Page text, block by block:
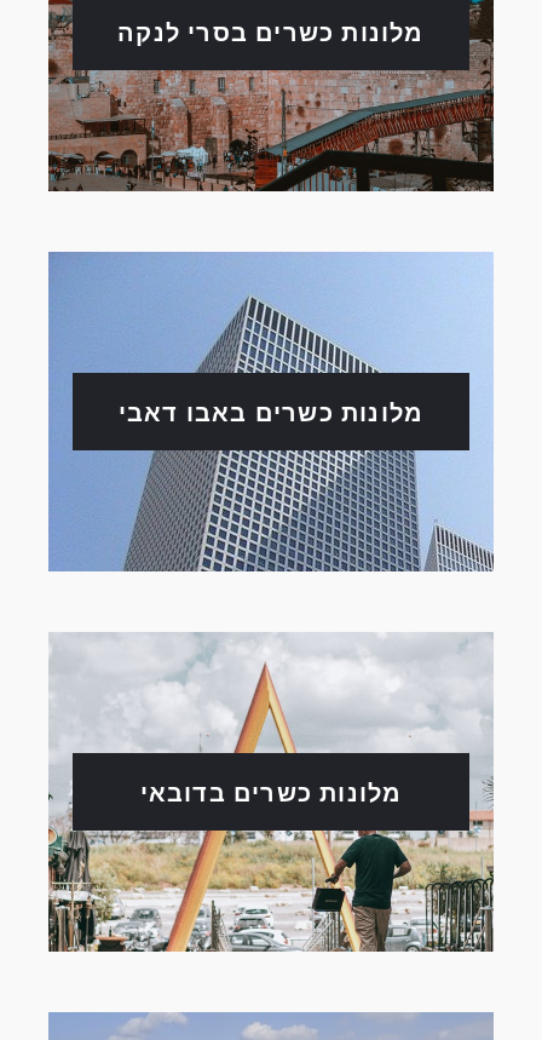
מלונות כשרים בסרי לנקה
מלונות כשרים באבו דאבי
מלונות כשרים בדובאי